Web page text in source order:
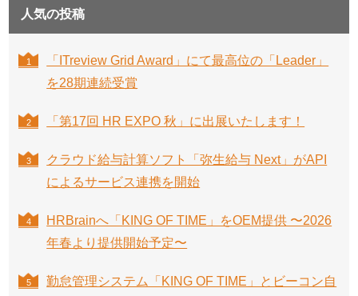
人気の投稿
「ITreview Grid Award」にて最高位の「Leader」
を28期連続受賞
「第17回 HR EXPO 秋」に出展いたします！
クラウド給与計算ソフト「弥生給与 Next」がAPI
によるサービス連携を開始
HRBrainへ「KING OF TIME」をOEM提供 〜2026
年春より提供開始予定〜
勤怠管理システム「KING OF TIME」とビーコン自